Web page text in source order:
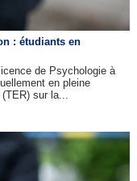
: étudiants en
de Psychologie à
en pleine
sur la...